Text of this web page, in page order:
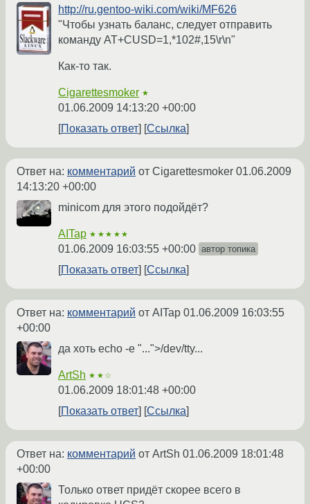
http://ru.gentoo-wiki.com/wiki/MF626
"Чтобы узнать баланс, следует отправить
команду AT+CUSD=1,*102#,15\r\n"
Как-то так.
Cigarettesmoker ★
01.06.2009 14:13:20 +00:00
Показать ответ
Ссылка
Ответ на: комментарий от Cigarettesmoker 01.06.2009
14:13:20 +00:00
minicom для этого подойдёт?
AITap ★★★★★
01.06.2009 16:03:55 +00:00 автор топика
Показать ответ Ссылка
Ответ на: комментарий от AITap 01.06.2009 16:03:55
+00:00
да хоть echo -e "...">/dev/tty...
ArtSh ★★☆
01.06.2009 18:01:48 +00:00
Показать ответ
Ссылка
Ответ на: комментарий от ArtSh 01.06.2009 18:01:48
+00:00
Только ответ придёт скорее всего в